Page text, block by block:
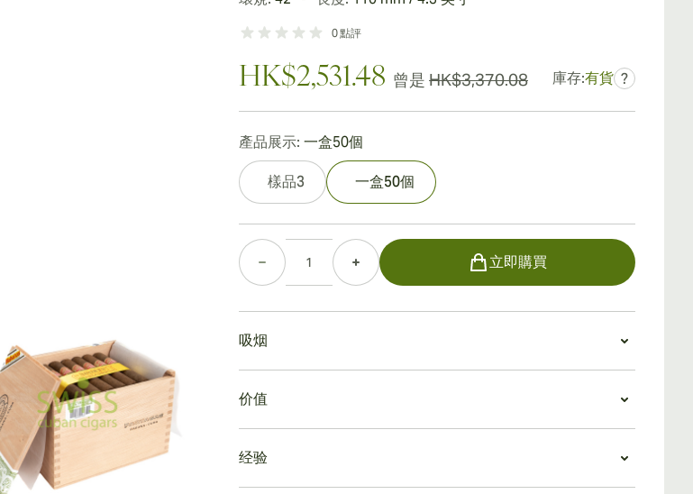
0點評
HK$2,531.48 曾是 HK$3,370.08 庫存:有貨 ?
產品展示: 一盒50個
樣品3 一盒50個
數量
立即購買
吸烟
這是一款結構精良的雪茄，幾乎沒有紋理或結構問題，而且燃
燃帕特加斯短褲後，會散發出濃烈的黑胡椒味、青椒味和濃鬱
的木質香。
价值
帕特加斯短號擁有一群忠實的吸煙者，這是有充分理由的。這
经验